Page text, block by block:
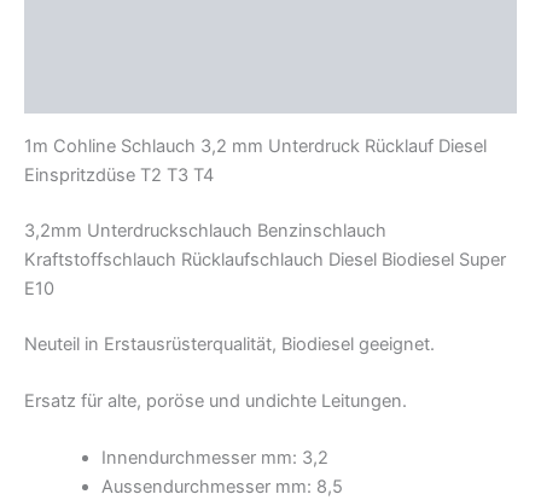
1m Cohline Schlauch 3,2 mm Unterdruck Rücklauf Diesel
Einspritzdüse T2 T3 T4
3,2mm Unterdruckschlauch Benzinschlauch
Kraftstoffschlauch Rücklaufschlauch Diesel Biodiesel Super
E10
Neuteil in Erstausrüsterqualität, Biodiesel geeignet.
Ersatz für alte, poröse und undichte Leitungen.
Innendurchmesser mm: 3,2
Aussendurchmesser mm: 8,5